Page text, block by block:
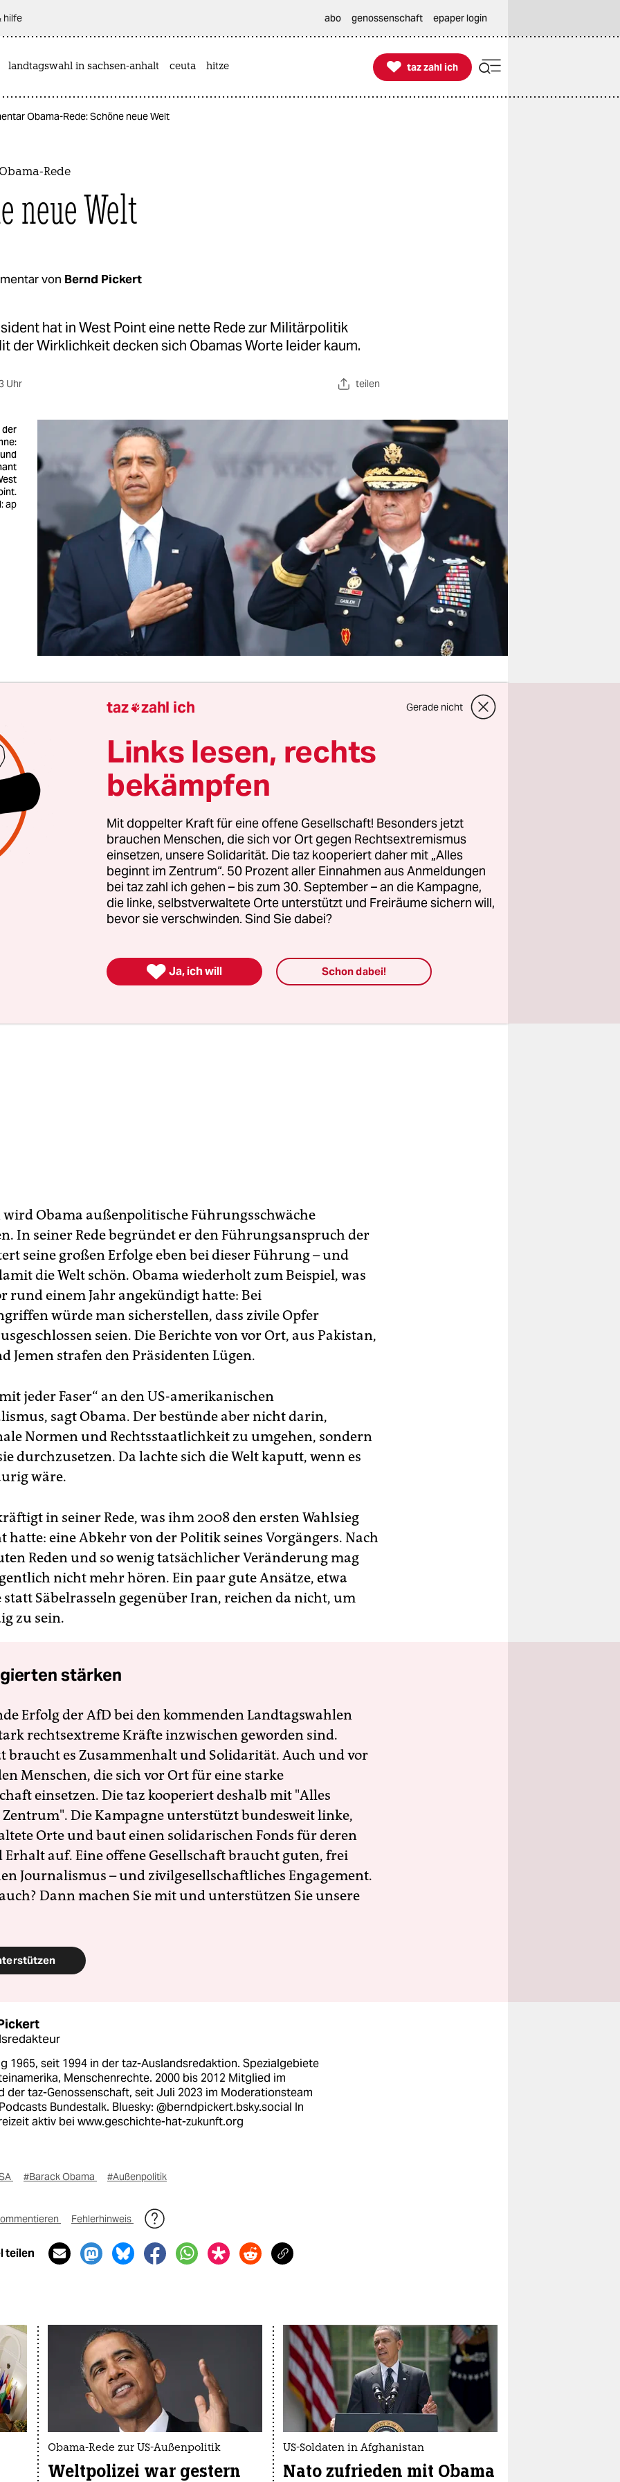
hilfe abo genossenschaft epaper login
landtagswahl in sachsen-anhalt ceuta hitze 
taz zahl ich
taz zahl ich
Obama-Rede: Schöne neue Welt
Rede
neue Welt
von Bernd Pickert
hat in West Point eine nette Rede zur Militärpolitik
der Wirklichkeit decken sich Obamas Worte leider kaum.
Uhr teilen
der
ap
eine seltsame Rede, die Präsident Barack Obama am
in der Militärakademie West Point gehalten hat.
sagt viele richtige Dinge und geht damit frontal gegen
Lebensweisheiten republikanischer Hardliner an.
schlimmsten Fehler der USA seit Ende des Zweiten
durch ihr Zögern beim Einsatz militärischer Mittel
seien, sondern durch ihren „Willen, uns in
Abenteuer zu stürzen, ohne die Folgen zu durchdenken“.
an diesen Reden ist: Sie sind so sehr ans US-Publikum
sie im Rest der Welt befremdlich wirken.
wird Obama außenpolitische Führungsschwäche
In seiner Rede begründet er den Führungsanspruch der
seine großen Erfolge eben bei dieser Führung – und
die Welt schön. Obama wiederholt zum Beispiel, was
rund einem Jahr angekündigt hatte: Bei
würde man sicherstellen, dass zivile Opfer
seien. Die Berichte von vor Ort, aus Pakistan,
Jemen strafen den Präsidenten Lügen.
jeder Faser“ an den US-amerikanischen
sagt Obama. Der bestünde aber nicht darin,
Normen und Rechtsstaatlichkeit zu umgehen, sondern
durchzusetzen. Da lachte sich die Welt kaputt, wenn es
wäre.
in seiner Rede, was ihm 2008 den ersten Wahlsieg
hatte: eine Abkehr von der Politik seines Vorgängers. Nach
Reden und so wenig tatsächlicher Veränderung mag
nicht mehr hören. Ein paar gute Ansätze, etwa
Säbelrasseln gegenüber Iran, reichen da nicht, um
zu sein.
stärken
Erfolg der AfD bei den kommenden Landtagswahlen
rechtsextreme Kräfte inzwischen geworden sind.
braucht es Zusammenhalt und Solidarität. Auch und vor
Menschen, die sich vor Ort für eine starke
einsetzen. Die taz kooperiert deshalb mit "Alles
Die Kampagne unterstützt bundesweit linke,
Orte und baut einen solidarischen Fonds für deren
Erhalt auf. Eine offene Gesellschaft braucht guten, frei
Journalismus – und zivilgesellschaftliches Engagement.
Dann machen Sie mit und unterstützen Sie unsere
1965, seit 1994 in der taz-Auslandsredaktion. Spezialgebiete
Menschenrechte. 2000 bis 2012 Mitglied im
der taz-Genossenschaft, seit Juli 2023 im Moderationsteam
Bundestalk. Bluesky: @berndpickert.bsky.social In
aktiv bei www.geschichte-hat-zukunft.org
#Barack Obama #Außenpolitik
Fehlerhinweis
teilen
Obama-Rede zur US-Außenpolitik
Weltpolizei war gestern
US-Soldaten in Afghanistan
Nato zufrieden mit Obama
taz zahl ich Gerade nicht
Links lesen, rechts
bekämpfen
Mit doppelter Kraft für eine offene Gesellschaft! Besonders jetzt
brauchen Menschen, die sich vor Ort gegen Rechtsextremismus
einsetzen, unsere Solidarität. Die taz kooperiert daher mit „Alles
beginnt im Zentrum“. 50 Prozent aller Einnahmen aus Anmeldungen
bei taz zahl ich gehen – bis zum 30. September – an die Kampagne,
die linke, selbstverwaltete Orte unterstützt und Freiräume sichern will,
bevor sie verschwinden. Sind Sie dabei?
 Ja, ich will Schon dabei!